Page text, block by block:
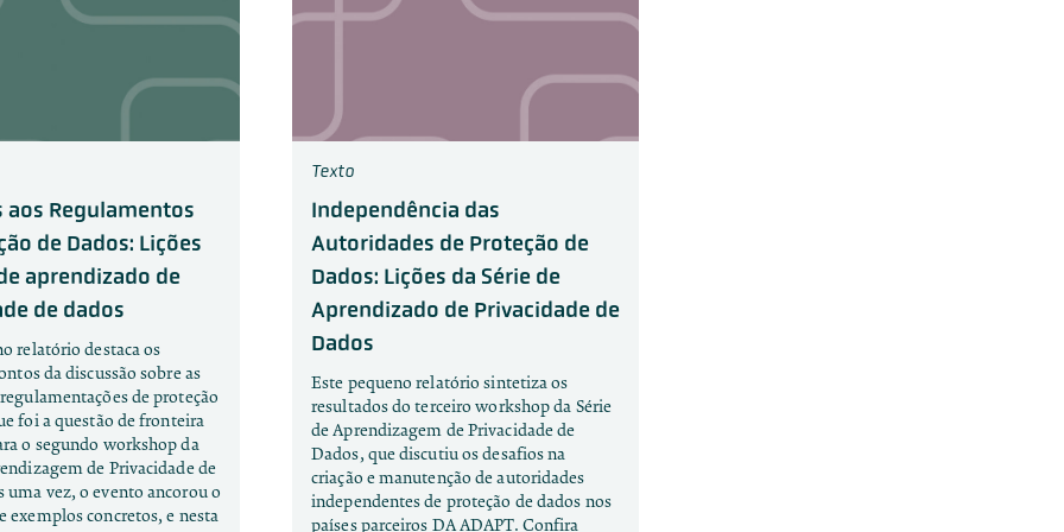
aos Regulamentos
de Dados: Lições
aprendizado de
de dados
relatório destaca os
da discussão sobre as
regulamentações de proteção
foi a questão de fronteira
o segundo workshop da
de Privacidade de
uma vez, o evento ancorou o
exemplos concretos, e nesta
Texto
Independência das
Autoridades de Proteção de
Dados: Lições da Série de
Aprendizado de Privacidade de
Dados
Este pequeno relatório sintetiza os
resultados do terceiro workshop da Série
de Aprendizagem de Privacidade de
Dados, que discutiu os desafios na
criação e manutenção de autoridades
independentes de proteção de dados nos
países parceiros DA ADAPT. Confira